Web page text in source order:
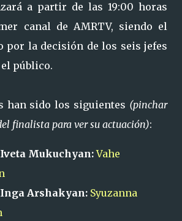
a partir de las 19:00 horas
canal de AMRTV, siendo el
por la decisión de los seis jefes
público.
han sido los siguientes (pinchar
finalista para ver su actuación):
Mukuchyan: Vahe
Arshakyan: Syuzanna